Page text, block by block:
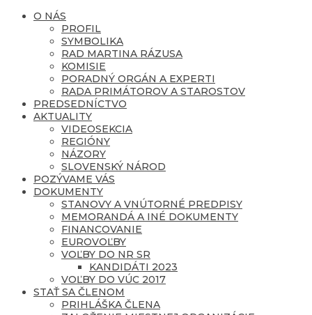
O NÁS
PROFIL
SYMBOLIKA
RAD MARTINA RÁZUSA
KOMISIE
PORADNÝ ORGÁN A EXPERTI
RADA PRIMÁTOROV A STAROSTOV
PREDSEDNÍCTVO
AKTUALITY
VIDEOSEKCIA
REGIÓNY
NÁZORY
SLOVENSKÝ NÁROD
POZÝVAME VÁS
DOKUMENTY
STANOVY A VNÚTORNÉ PREDPISY
MEMORANDÁ A INÉ DOKUMENTY
FINANCOVANIE
EUROVOĽBY
VOĽBY DO NR SR
KANDIDÁTI 2023
VOĽBY DO VÚC 2017
STAŤ SA ČLENOM
PRIHLÁŠKA ČLENA